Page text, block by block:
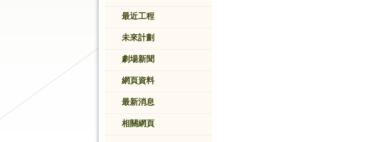
最近工程
未來計劃
劇場新聞
網頁資料
最新消息
相關網頁